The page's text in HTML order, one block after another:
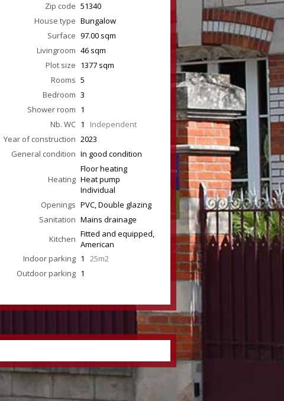
Zip code 51340
House type Bungalow
Surface 97.00 sqm
Livingroom 46 sqm
Plot size 1377 sqm
Rooms 5
Bedroom 3
Shower room 1
Nb. WC 1 Independent
Year of construction 2023
General condition In good condition
Heating
Floor heating
Heat pump
Individual
Openings PVC, Double glazing
Sanitation Mains drainage
Kitchen Fitted and equipped,
American
Indoor parking 1 25m2
Outdoor parking 1